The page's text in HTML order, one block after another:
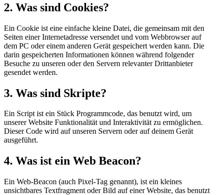
2. Was sind Cookies?
Ein Cookie ist eine einfache kleine Datei, die gemeinsam mit den
Seiten einer Internetadresse versendet und vom Webbrowser auf
dem PC oder einem anderen Gerät gespeichert werden kann. Die
darin gespeicherten Informationen können während folgender
Besuche zu unseren oder den Servern relevanter Drittanbieter
gesendet werden.
3. Was sind Skripte?
Ein Script ist ein Stück Programmcode, das benutzt wird, um
unserer Website Funktionalität und Interaktivität zu ermöglichen.
Dieser Code wird auf unseren Servern oder auf deinem Gerät
ausgeführt.
4. Was ist ein Web Beacon?
Ein Web-Beacon (auch Pixel-Tag genannt), ist ein kleines
unsichtbares Textfragment oder Bild auf einer Website, das benutzt